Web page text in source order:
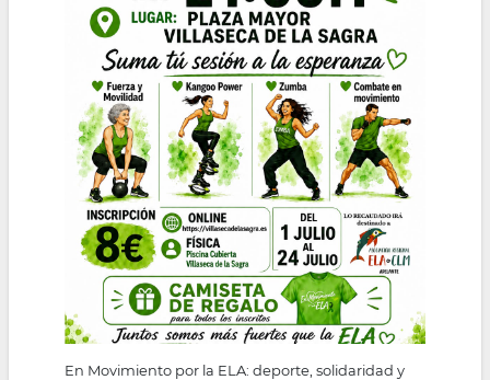
En Movimiento por la ELA: deporte, solidaridad y